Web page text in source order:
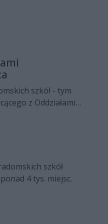
szkół - tym
z Oddziałami
szkół
4 tys. miejsc.